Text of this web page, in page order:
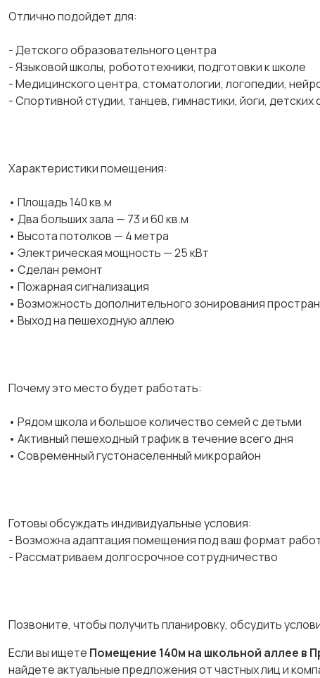
Отлично подойдет для:
- Детского образовательного центра
- Языковой школы, робототехники, подготовки к школе
- Медицинского центра, стоматологии, логопедии,
- Спортивной студии, танцев, гимнастики, йоги, детских
Характеристики помещения:
• Площадь 140 кв.м
• Два больших зала — 73 и 60 кв.м
• Высота потолков — 4 метра
• Электрическая мощность — 25 кВт
• Сделан ремонт
• Пожарная сигнализация
• Возможность дополнительного зонирования
• Выход на пешеходную аллею
Почему это место будет работать:
• Рядом школа и большое количество семей с детьми
• Активный пешеходный трафик в течение всего дня
• Современный густонаселенный микрорайон
Готовы обсуждать индивидуальные условия:
- Возможна адаптация помещения под ваш формат
- Рассматриваем долгосрочное сотрудничество
Позвоните, чтобы получить планировку, обсудить
Если вы ищете Помещение 140м на школьной аллее в
найдете актуальные предложения от частных лиц и